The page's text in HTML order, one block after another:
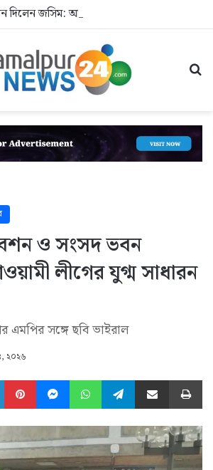
জসিম: আশ্রয়হীন শহীদের পরিবার
ও সংসদ ভবন
লীগের যুগ্ম সাধারন
এমপির সঙ্গে ছবি ভাইরাল
২০২৬
LinkedInPinterestMessengerWhatsAppTelegramShare via Email